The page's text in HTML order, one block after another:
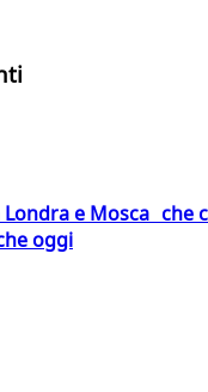
Londra e Mosca che
oggi